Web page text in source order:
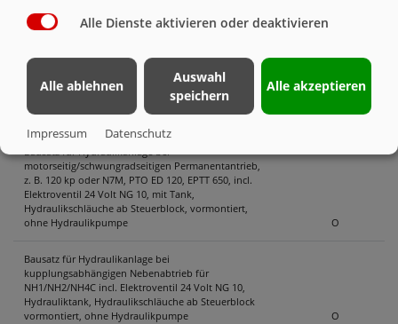
Bausatz mit Universal - Hilfsrahmen Onroad roh
mm incl. Muldenbefestigungsteile
Ohne Hydraulikanlage, (ohne Ventilblock, ohne
Steuerung)
X
Bausatz für Hydraulikanlage bei
motorseitig/schwungradseitigen Permanentantrieb,
z. B. 120 kp oder N7M, PTO ED 120, EPTT 650, incl.
Elektroventil 24 Volt NG 10, mit Tank,
Hydraulikschläuche ab Steuerblock, vormontiert,
ohne Hydraulikpumpe
O
Bausatz für Hydraulikanlage bei
kupplungsabhängigen Nebenabtrieb für
NH1/NH2/NH4C incl. Elektroventil 24 Volt NG 10,
Hydrauliktank, Hydraulikschläuche ab Steuerblock
vormontiert, ohne Hydraulikpumpe
O
Alle Dienste aktivieren oder deaktivieren
Alle ablehnen
Auswahl
speichern
Alle akzeptieren
Impressum Datenschutz